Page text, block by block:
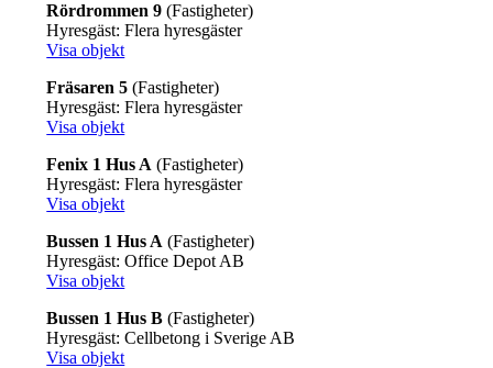
Rördrommen 9 (Fastigheter)
Hyresgäst: Flera hyresgäster
Visa objekt
Fräsaren 5 (Fastigheter)
Hyresgäst: Flera hyresgäster
Visa objekt
Fenix 1 Hus A (Fastigheter)
Hyresgäst: Flera hyresgäster
Visa objekt
Bussen 1 Hus A (Fastigheter)
Hyresgäst: Office Depot AB
Visa objekt
Bussen 1 Hus B (Fastigheter)
Hyresgäst: Cellbetong i Sverige AB
Visa objekt